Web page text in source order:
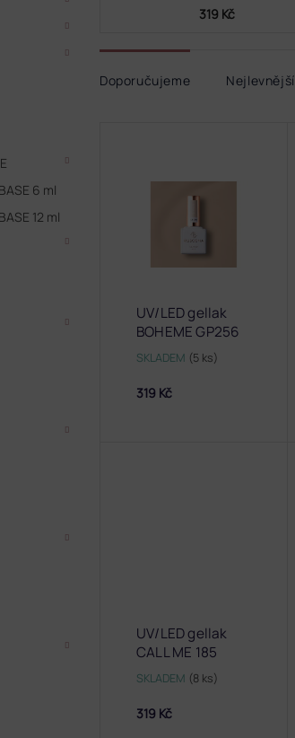
6 ml
12 ml
319 Kč
a
Doporučujeme Nejlevnější
UV/LED gellak
BOHEME GP256
SKLADEM (5 ks)
319 Kč
UV/LED gellak
CALL ME 185
SKLADEM (8 ks)
319 Kč